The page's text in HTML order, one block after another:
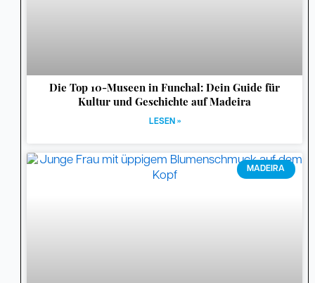
Die Top 10-Museen in Funchal: Dein Guide für
Kultur und Geschichte auf Madeira
LESEN »
MADEIRA